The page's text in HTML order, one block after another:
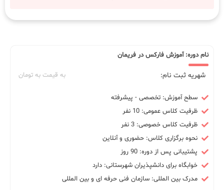
نام دوره: آموزش فارکس در فریمان
شهریه ثبت نام: به قیمت به تومان
سطح آموزش: تخصصی - پیشرفته
ظرفیت کلاس عمومی: 10 نفر
ظرفیت کلاس خصوصی: 3 نفر
نحوه برگزاری کلاس: حضوری و آنلاین
پشتیبانی پس از دوره: 90 روز
خوابگاه برای دانشپذیران شهرستانی: دارد
مدرک بین المللی: سازمان فنی حرفه ای و بین المللی